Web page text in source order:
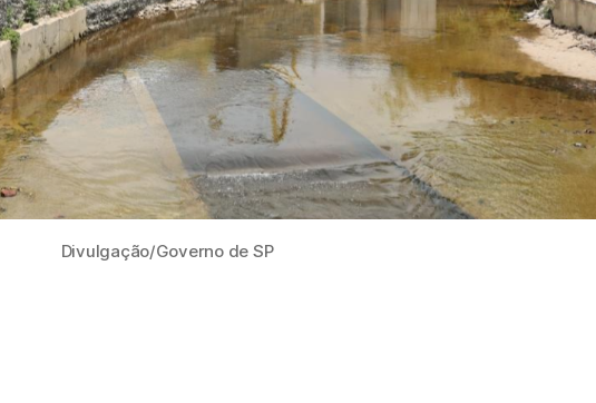
Divulgação/Governo de SP